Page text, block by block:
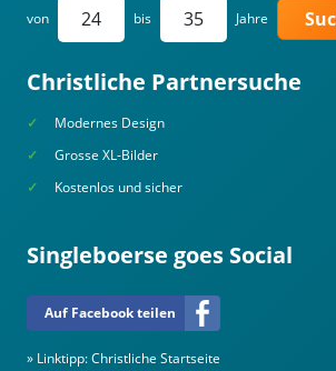
von bis Jahre
Christliche Partnersuche
Modernes Design
Grosse XL-Bilder
Kostenlos und sicher
Singleboerse goes Social
Auf Facebook teilen
» Linktipp:Christliche Startseite